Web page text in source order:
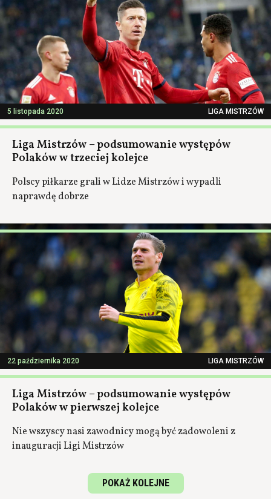
5 listopada 2020 LIGA MISTRZÓW
Liga Mistrzów – podsumowanie występów
Polaków w trzeciej kolejce
Polscy piłkarze grali w Lidze Mistrzów i wypadli
naprawdę dobrze
22 października 2020 LIGA MISTRZÓW
Liga Mistrzów – podsumowanie występów
Polaków w pierwszej kolejce
Nie wszyscy nasi zawodnicy mogą być zadowoleni z
inauguracji Ligi Mistrzów
POKAŻ KOLEJNE